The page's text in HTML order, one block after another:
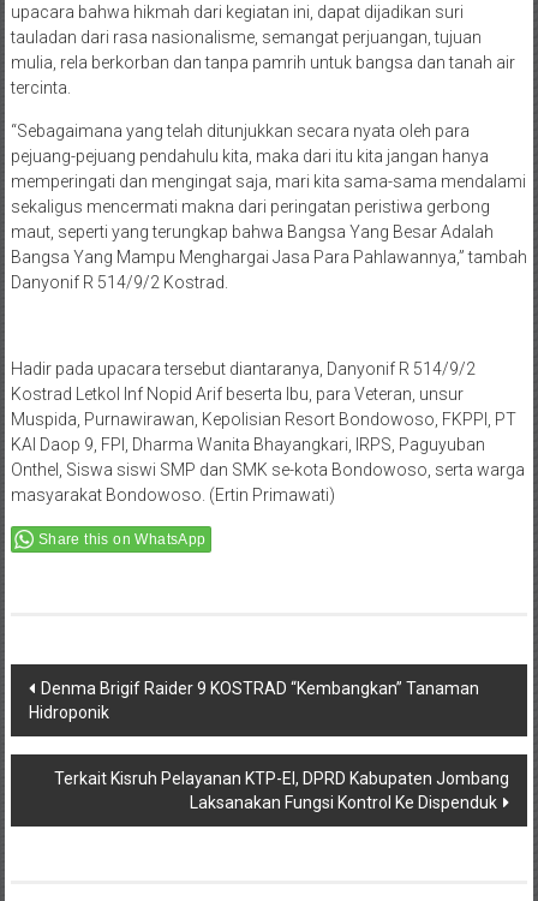
upacara bahwa hikmah dari kegiatan ini, dapat dijadikan suri
tauladan dari rasa nasionalisme, semangat perjuangan, tujuan
mulia, rela berkorban dan tanpa pamrih untuk bangsa dan tanah air
tercinta.
“Sebagaimana yang telah ditunjukkan secara nyata oleh para
pejuang-pejuang pendahulu kita, maka dari itu kita jangan hanya
memperingati dan mengingat saja, mari kita sama-sama mendalami
sekaligus mencermati makna dari peringatan peristiwa gerbong
maut, seperti yang terungkap bahwa Bangsa Yang Besar Adalah
Bangsa Yang Mampu Menghargai Jasa Para Pahlawannya,” tambah
Danyonif R 514/9/2 Kostrad.
Hadir pada upacara tersebut diantaranya, Danyonif R 514/9/2
Kostrad Letkol Inf Nopid Arif beserta Ibu, para Veteran, unsur
Muspida, Purnawirawan, Kepolisian Resort Bondowoso, FKPPI, PT
KAI Daop 9, FPI, Dharma Wanita Bhayangkari, IRPS, Paguyuban
Onthel, Siswa siswi SMP dan SMK se-kota Bondowoso, serta warga
masyarakat Bondowoso. (Ertin Primawati)
Share this on WhatsApp
Post
navigation
Denma Brigif Raider 9 KOSTRAD “Kembangkan” Tanaman
Hidroponik
Terkait Kisruh Pelayanan KTP-El, DPRD Kabupaten Jombang
Laksanakan Fungsi Kontrol Ke Dispenduk